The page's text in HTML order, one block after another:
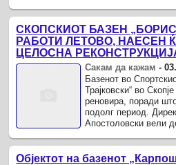
СКОПСКИОТ БАЗЕН
РАБОТИ ЛЕТОВО, НАЕСЕН
ЦЕЛОСНА
Сакам да кажам -
Базенот во
Трајковски“ во
реновира, поради
подолг период.
Апостоловски вели
Објектот на базенот